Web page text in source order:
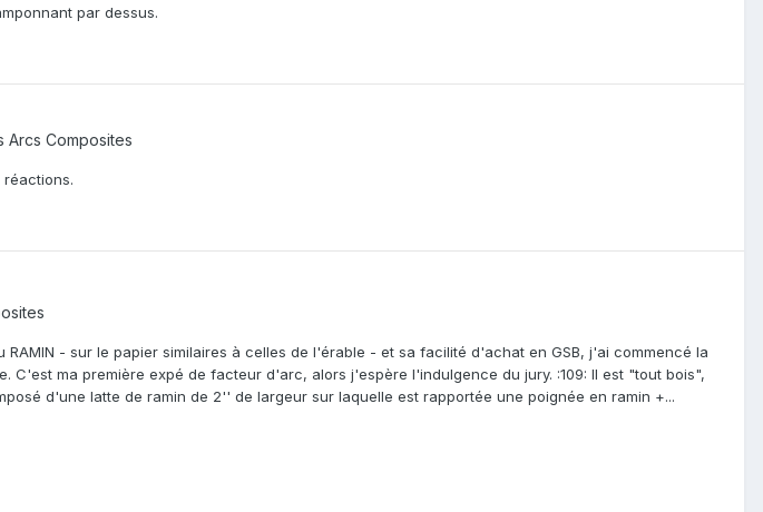
par dessus.
Arcs Composites
- sur le papier similaires à celles de l'érable - et sa facilité d'achat en GSB, j'ai commencé la
C'est ma première expé de facteur d'arc, alors j'espère l'indulgence du jury. :109: Il est "tout bois",
d'une latte de ramin de 2'' de largeur sur laquelle est rapportée une poignée en ramin +...